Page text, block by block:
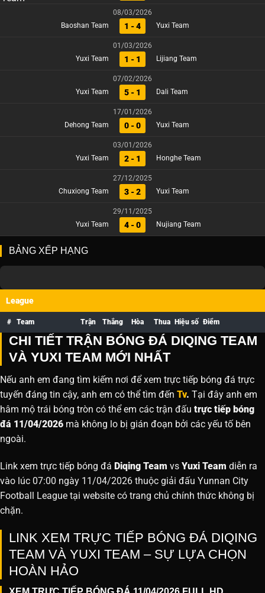
08/03/2026
Baoshan Team
1 - 4 Yuxi Team
01/03/2026
Yuxi Team
1 - 1 Lijiang Team
07/02/2026
Yuxi Team
5 - 1 Dali Team
17/01/2026
Dehong Team
0 - 0 Yuxi Team
03/01/2026
Yuxi Team
2 - 1 Honghe Team
27/12/2025
Chuxiong Team
3 - 2 Yuxi Team
29/11/2025
Yuxi Team
4 - 0 Nujiang Team
BẢNG XẾP HẠNG
League
# Team Trận Thắng Hòa Thua Hiệu số Điểm
CHI TIẾT TRẬN BÓNG ĐÁ DIQING TEAM
VÀ YUXI TEAM MỚI NHẤT
Nếu anh em đang tìm kiếm nơi để xem trực tiếp bóng đá trực
tuyến đáng tin cậy, anh em có thể tìm đến Tv. Tại đây anh em
hâm mộ trái bóng tròn có thể em các trận đấu trực tiếp bóng
đá 11/04/2026 mà không lo bị gián đoạn bởi các yếu tố bên
ngoài.
Link xem trực tiếp bóng đá Diqing Team vs Yuxi Team diễn ra
vào lúc 07:00 ngày 11/04/2026 thuộc giải đấu Yunnan City
Football League tại website có trang chủ chính thức không bị
chặn.
LINK XEM TRỰC TIẾP BÓNG ĐÁ DIQING
TEAM VÀ YUXI TEAM – SỰ LỰA CHỌN
HOÀN HẢO